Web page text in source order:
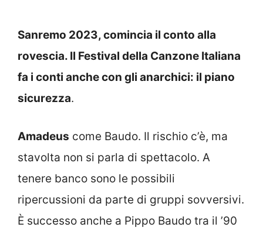
Sanremo 2023, comincia il conto alla
rovescia. Il Festival della Canzone Italiana
fa i conti anche con gli anarchici: il piano
sicurezza.
Amadeus come Baudo. Il rischio c’è, ma
stavolta non si parla di spettacolo. A
tenere banco sono le possibili
ripercussioni da parte di gruppi sovversivi.
È successo anche a Pippo Baudo tra il ’90